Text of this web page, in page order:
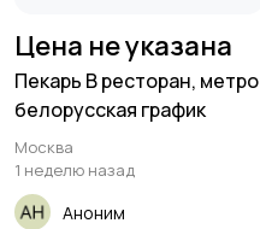
Цена не указана
Пекарь В ресторан, метро
белорусская график
Москва
1 неделю назад
Аноним